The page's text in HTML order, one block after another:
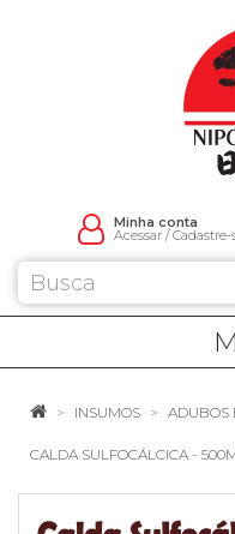
Minha conta
Acessar/Cadastre-
INSUMOS ADUBOS
CALDA SULFOCÁLCICA -